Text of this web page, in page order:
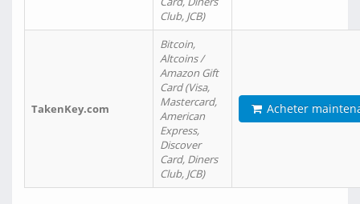
Club, JCB)
TakenKey.com
Bitcoin,
Altcoins /
Amazon Gift
Card (Visa,
Mastercard,
American
Express,
Discover
Card, Diners
Club, JCB)
Acheter